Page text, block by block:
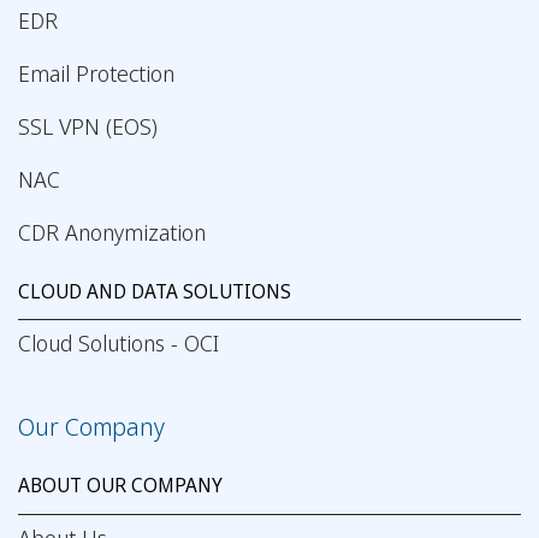
EDR
Email Protection
SSL VPN (EOS)
NAC
CDR Anonymization
CLOUD AND DATA SOLUTIONS
Cloud Solutions - OCI
Our Company
ABOUT OUR COMPANY